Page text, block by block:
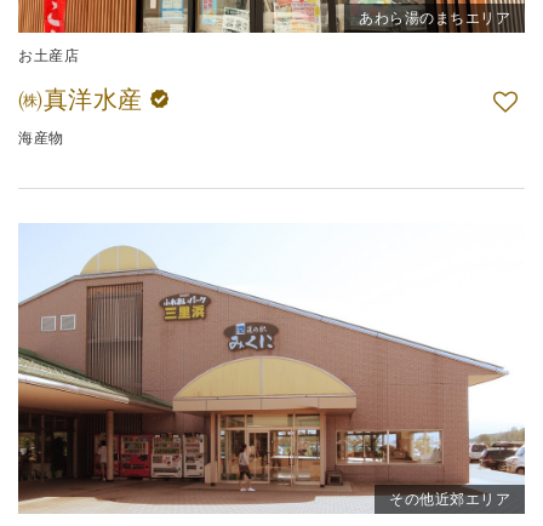
あわら湯のまちエリア
お土産店
㈱真洋水産
海産物
その他近郊エリア